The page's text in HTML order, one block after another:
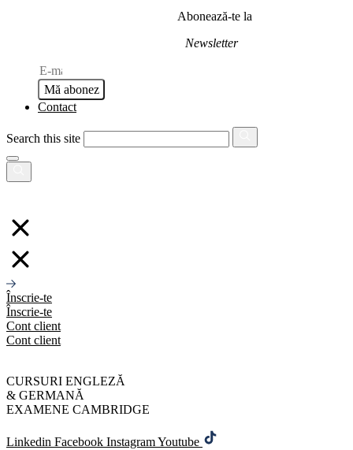
Abonează-te la
Newsletter
Mă abonez
Contact
Search this site
Înscrie-te
Înscrie-te
Cont client
Cont client
CURSURI ENGLEZĂ
& GERMANĂ
EXAMENE CAMBRIDGE
Linkedin Facebook InstagramYoutube